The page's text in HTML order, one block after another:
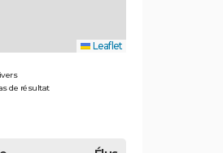
Leaflet
de résultat